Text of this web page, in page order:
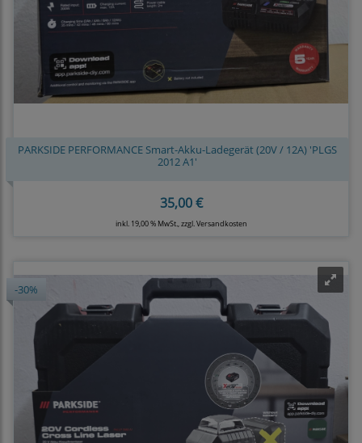
PARKSIDE PERFORMANCE Smart-Akku-Ladegerät (20V / 12A) 'PLGS
2012 A1'
35,00 €
inkl. 19,00 % MwSt., zzgl. Versandkosten
-30%